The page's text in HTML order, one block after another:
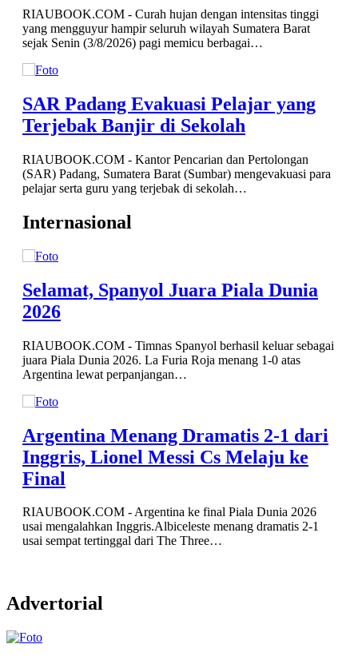
RIAUBOOK.COM - Curah hujan dengan intensitas tinggi
yang mengguyur hampir seluruh wilayah Sumatera Barat
sejak Senin (3/8/2026) pagi memicu berbagai…
Internasional
Selamat, Spanyol Juara Piala Dunia
2026
RIAUBOOK.COM - Timnas Spanyol berhasil keluar sebagai
juara Piala Dunia 2026. La Furia Roja menang 1-0 atas
Argentina lewat perpanjangan…
Advertorial